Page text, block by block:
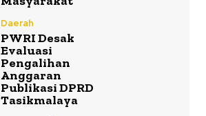
Daerah
PWRI Desak
Evaluasi
Pengalihan
Anggaran
Publikasi DPRD
Tasikmalaya